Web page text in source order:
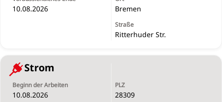
10.08.2026 Bremen
Ritterhuder Str.
Strom
10.08.2026 28309